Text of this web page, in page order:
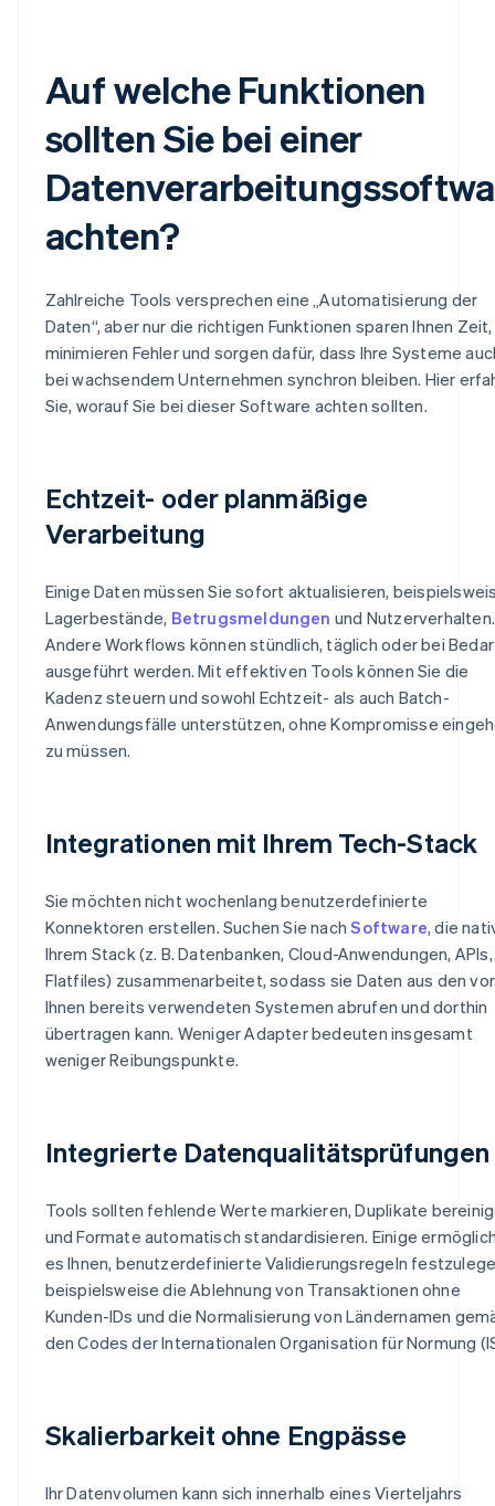
Auf welche Funktionen
sollten Sie bei einer
achten?
Zahlreiche Tools versprechen eine „Automatisierung der
Daten“, aber nur die richtigen Funktionen sparen Ihnen Zeit,
minimieren Fehler und sorgen dafür, dass Ihre Systeme
bei wachsendem Unternehmen synchron bleiben. Hier
Sie, worauf Sie bei dieser Software achten sollten.
Echtzeit- oder planmäßige
Verarbeitung
Einige Daten müssen Sie sofort aktualisieren,
Lagerbestände, Betrugsmeldungen und Nutzerverhalten.
Andere Workflows können stündlich, täglich oder bei
ausgeführt werden. Mit effektiven Tools können Sie die
Kadenz steuern und sowohl Echtzeit- als auch Batch-
Anwendungsfälle unterstützen, ohne Kompromisse
zu müssen.
Integrationen mit Ihrem Tech-Stack
Sie möchten nicht wochenlang benutzerdefinierte
Konnektoren erstellen. Suchen Sie nachSoftware, die
Ihrem Stack (z. B. Datenbanken, Cloud-Anwendungen, APIs,
Flatfiles) zusammenarbeitet, sodass sie Daten aus den
Ihnen bereits verwendeten Systemen abrufen und dorthin
übertragen kann. Weniger Adapter bedeuten insgesamt
weniger Reibungspunkte.
Integrierte Datenqualitätsprüfungen
Tools sollten fehlende Werte markieren, Duplikate
und Formate automatisch standardisieren. Einige
es Ihnen, benutzerdefinierte Validierungsregeln
beispielsweise die Ablehnung von Transaktionen ohne
Kunden-IDs und die Normalisierung von Ländernamen
den Codes der Internationalen Organisation für Normung
Skalierbarkeit ohne Engpässe
Ihr Datenvolumen kann sich innerhalb eines Vierteljahrs